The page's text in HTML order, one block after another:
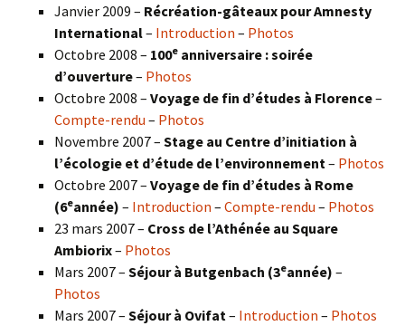
Janvier 2009 – Récréation-gâteaux pour Amnesty
International– Introduction – Photos
Octobre 2008 – 100e anniversaire : soirée
d’ouverture– Photos
Octobre 2008 – Voyage de fin d’études à Florence–
Compte-rendu – Photos
Novembre 2007 – Stage au Centre d’initiation à
l’écologie et d’étude de l’environnement – Photos
Octobre 2007 – Voyage de fin d’études à Rome
(6eannée) – Introduction – Compte-rendu – Photos
23 mars 2007 – Cross de l’Athénée au Square
Ambiorix– Photos
Mars 2007 – Séjour à Butgenbach (3eannée) –
Photos
Mars 2007 – Séjour à Ovifat – Introduction – Photos